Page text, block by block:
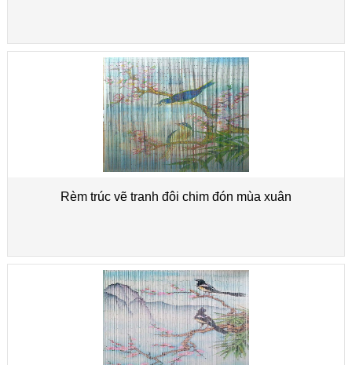
Rèm trúc vẽ tranh đôi chim đón mùa xuân